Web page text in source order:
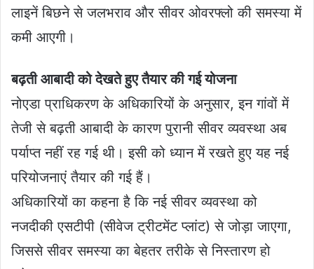
लाइनें बिछने से जलभराव और सीवर ओवरफ्लो की समस्या में
कमी आएगी।
बढ़ती आबादी को देखते हुए तैयार की गई योजना
नोएडा प्राधिकरण के अधिकारियों के अनुसार, इन गांवों में
तेजी से बढ़ती आबादी के कारण पुरानी सीवर व्यवस्था अब
पर्याप्त नहीं रह गई थी। इसी को ध्यान में रखते हुए यह नई
परियोजनाएं तैयार की गई हैं।
अधिकारियों का कहना है कि नई सीवर व्यवस्था को
नजदीकी एसटीपी (सीवेज ट्रीटमेंट प्लांट) से जोड़ा जाएगा,
जिससे सीवर समस्या का बेहतर तरीके से निस्तारण हो